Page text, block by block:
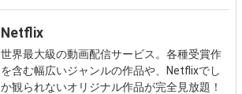
Netflix
世界最大級の動画配信サービス。各種受賞作
を含む幅広いジャンルの作品や、Netflixでし
か観られないオリジナル作品が完全見放題！